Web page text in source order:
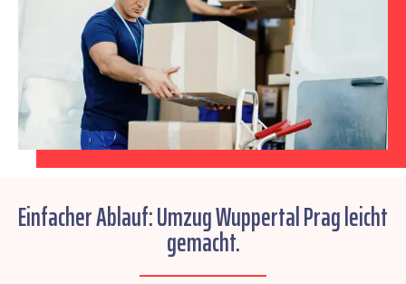
Einfacher Ablauf: Umzug Wuppertal Prag leicht
gemacht.